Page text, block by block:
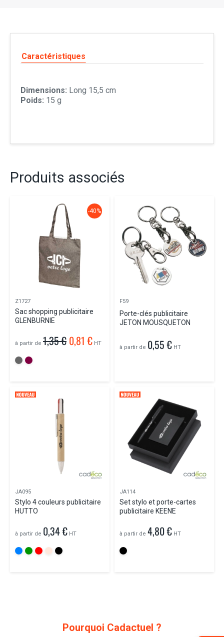
Caractéristiques
Dimensions: Long 15,5 cm
Poids: 15 g
Produits associés
-40%
Z1727
Sac shopping publicitaire
GLENBURNIE
à partir de 1,35 € 0,81 € HT
F59
Porte-clés publicitaire
JETON MOUSQUETON
à partir de 0,55 € HT
JA095
Stylo 4 couleurs publicitaire
HUTTO
à partir de 0,34 € HT
JA114
Set stylo et porte-cartes
publicitaire KEENE
à partir de 4,80 € HT
Pourquoi Cadactuel ?